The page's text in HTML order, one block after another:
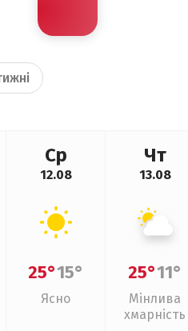
Ср
12.08
25°15°
Ясно
Чт
13.08
25°11°
Мінлива
хмарність